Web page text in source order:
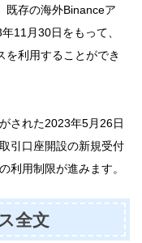
既存の海外Binanceア
11月30日をもって、
を利用することができ
された2023年5月26日
引口座開設の新規受付
利用制限が進みます。
全文